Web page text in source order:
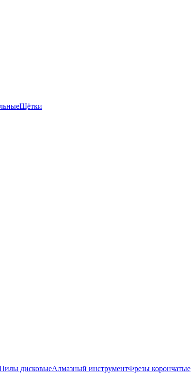
Щётки
дисковыеАлмазный инструментФрезы корончатые